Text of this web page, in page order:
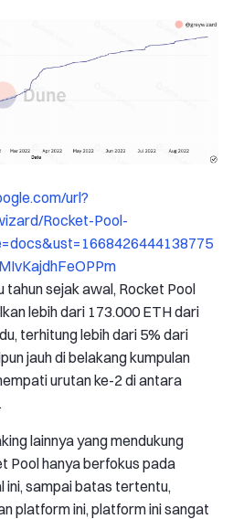
url?
Rocket-Pool-
tahun sejak awal, Rocket Pool
lebih dari 173.000 ETH dari
terhitung lebih dari 5% dari
jauh di belakang kumpulan
urutan ke-2 di antara
lainnya yang mendukung
Pool hanya berfokus pada
ini, sampai batas tertentu,
platform ini, platform ini sangat